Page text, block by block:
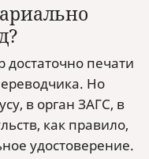
печати
Но
в орган ЗАГС, в
как правило,
удостоверение.